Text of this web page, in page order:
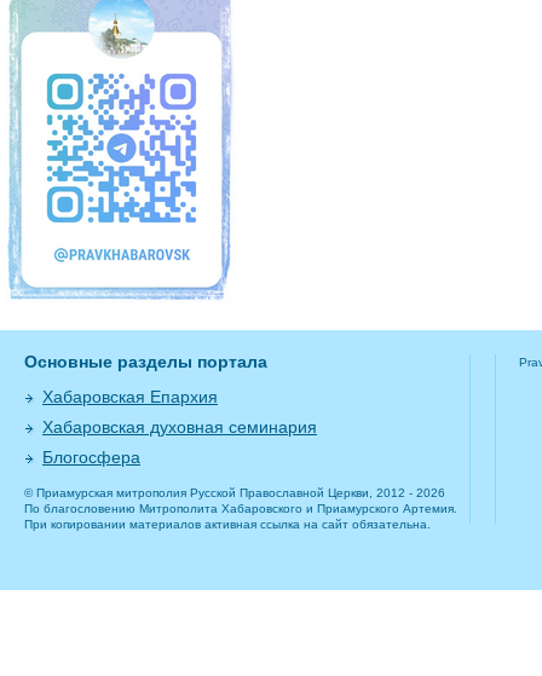
Основные разделы портала
Хабаровская Епархия
Хабаровская духовная семинария
Блогосфера
© Приамурская митрополия Русской Православной Церкви, 2012 - 2026
По благословению Митрополита Хабаровского и Приамурского Артемия.
При копировании материалов активная ссылка на сайт обязательна.